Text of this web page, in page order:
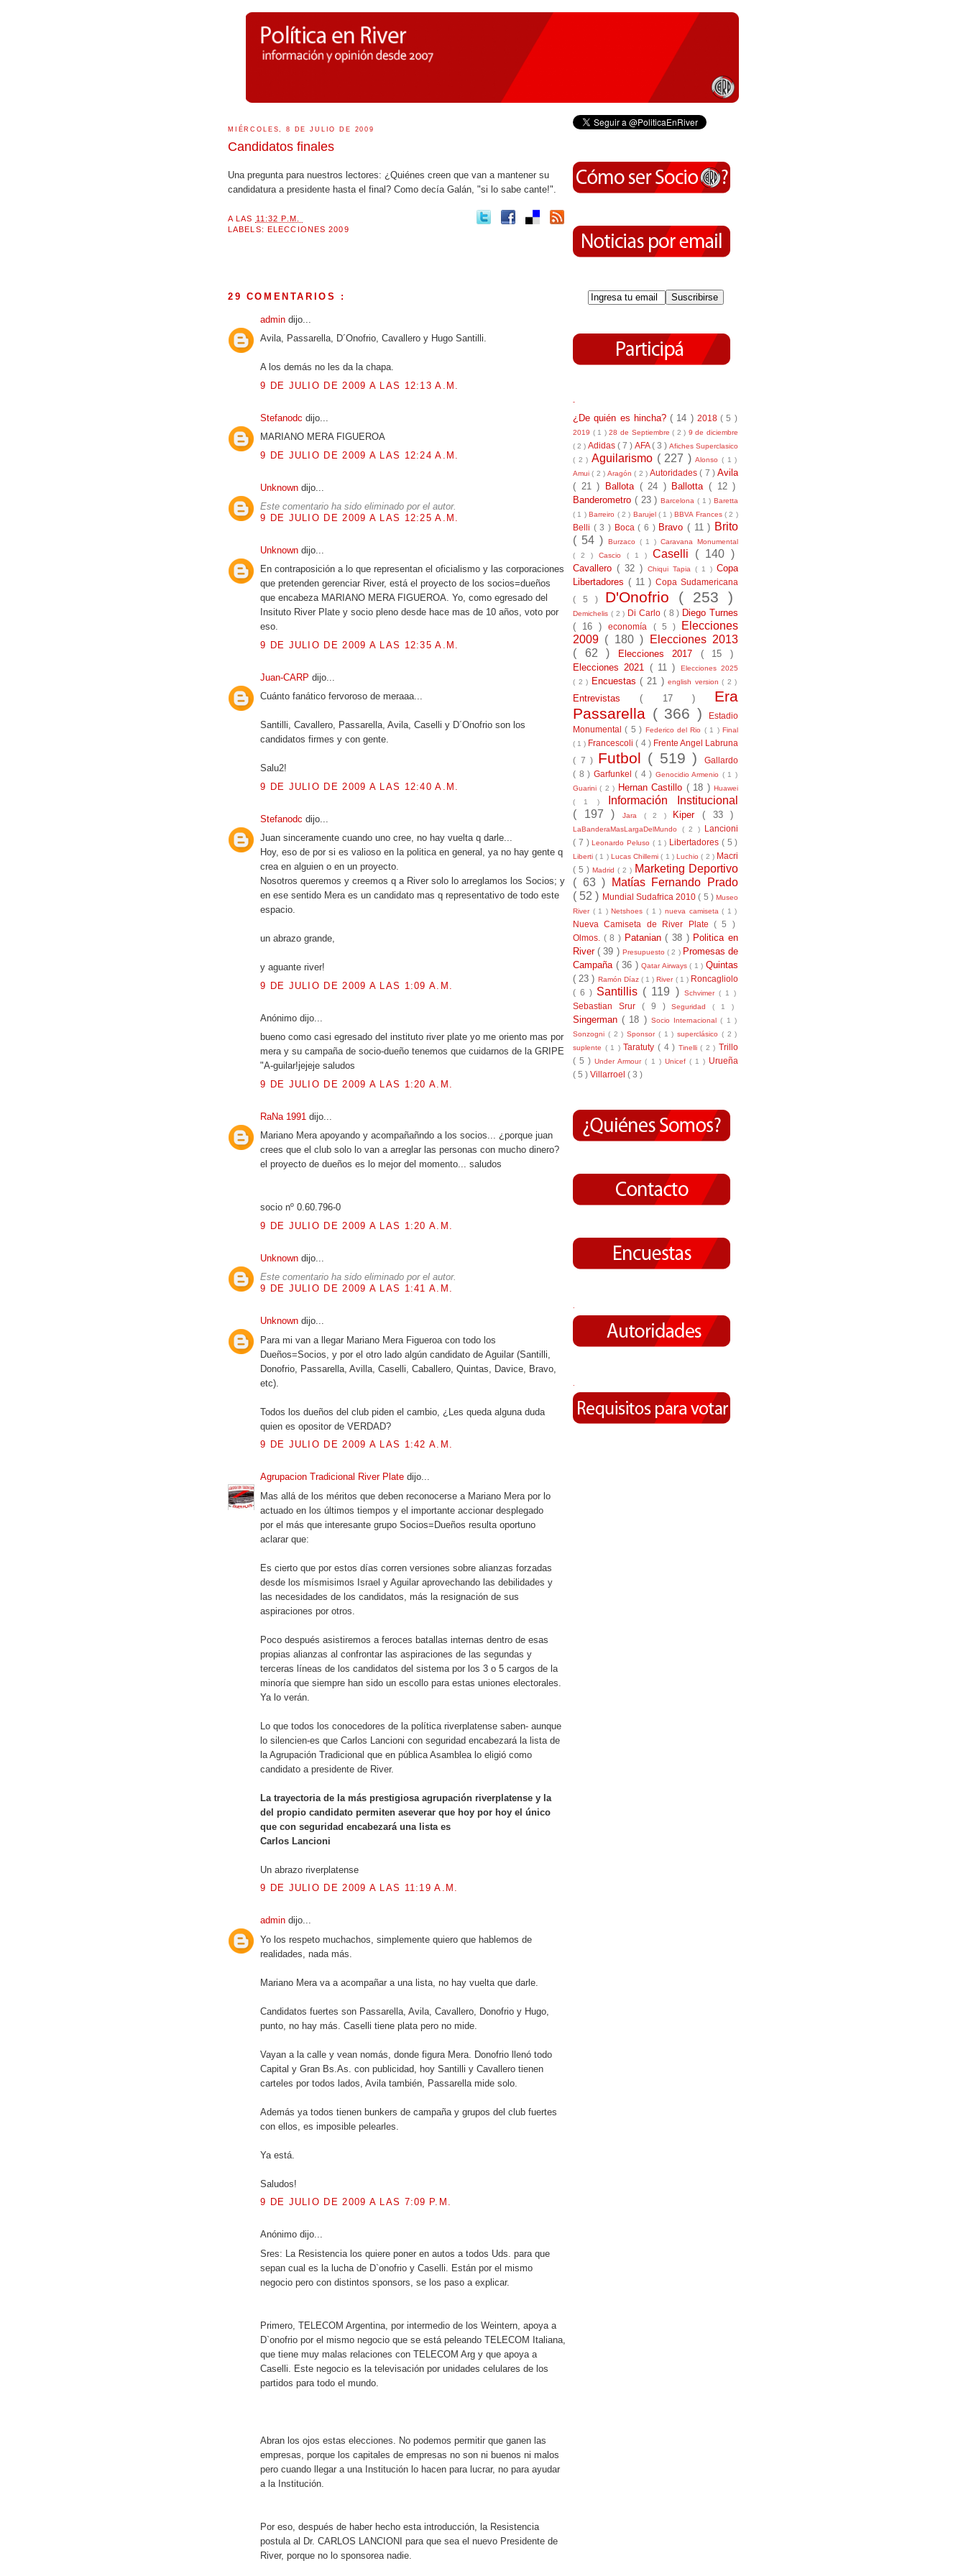
MIÉRCOLES, 8 DE JULIO DE 2009
Candidatos finales
Una pregunta para nuestros lectores: ¿Quiénes creen que van a mantener su
candidatura a presidente hasta el final? Como decía Galán, "si lo sabe cante!".
A LAS 11:32 P.M.
LABELS: ELECCIONES 2009
29 COMENTARIOS :
admin dijo...
Avila, Passarella, D´Onofrio, Cavallero y Hugo Santilli.
A los demás no les da la chapa.
9 DE JULIO DE 2009 A LAS 12:13 A.M.
Stefanodc dijo...
MARIANO MERA FIGUEROA
9 DE JULIO DE 2009 A LAS 12:24 A.M.
Unknown dijo...
Este comentario ha sido eliminado por el autor.
9 DE JULIO DE 2009 A LAS 12:25 A.M.
Unknown dijo...
En contraposición a lo que representan el oficialismo y las corporaciones
que pretenden gerenciar River, está el proyecto de los socios=dueños
que encabeza MARIANO MERA FIGUEROA. Yo, como egresado del
Insituto River Plate y socio pleno desde hace mas de 10 años, voto por
eso.
9 DE JULIO DE 2009 A LAS 12:35 A.M.
Juan-CARP dijo...
Cuánto fanático fervoroso de meraaa...
Santilli, Cavallero, Passarella, Avila, Caselli y D´Onofrio son los
candidatos firmes y con gente.
Salu2!
9 DE JULIO DE 2009 A LAS 12:40 A.M.
Stefanodc dijo...
Juan sinceramente cuando uno cree, no hay vuelta q darle...
Hoy, eso de por si es valioso en la politica en general, ya no hay gente q
crea en alguien o en un proyecto.
Nosotros queremos y creemos q a River solo lo arreglamos los Socios; y
en ese sentido Mera es un candidato mas q representativo de todo este
espacio.
un abrazo grande,
y aguante river!
9 DE JULIO DE 2009 A LAS 1:09 A.M.
Anónimo dijo...
bueno como casi egresado del instituto river plate yo me oriento mas por
mera y su campaña de socio-dueño tenemos que cuidarnos de la GRIPE
"A-guilar!jejeje saludos
9 DE JULIO DE 2009 A LAS 1:20 A.M.
RaNa 1991 dijo...
Mariano Mera apoyando y acompañañndo a los socios... ¿porque juan
crees que el club solo lo van a arreglar las personas con mucho dinero?
el proyecto de dueños es lo mejor del momento... saludos
socio nº 0.60.796-0
9 DE JULIO DE 2009 A LAS 1:20 A.M.
Unknown dijo...
Este comentario ha sido eliminado por el autor.
9 DE JULIO DE 2009 A LAS 1:41 A.M.
Unknown dijo...
Para mi van a llegar Mariano Mera Figueroa con todo los
Dueños=Socios, y por el otro lado algún candidato de Aguilar (Santilli,
Donofrio, Passarella, Avilla, Caselli, Caballero, Quintas, Davice, Bravo,
etc).
Todos los dueños del club piden el cambio, ¿Les queda alguna duda
quien es opositor de VERDAD?
9 DE JULIO DE 2009 A LAS 1:42 A.M.
Agrupacion Tradicional River Plate dijo...
Mas allá de los méritos que deben reconocerse a Mariano Mera por lo
actuado en los últimos tiempos y el importante accionar desplegado
por el más que interesante grupo Socios=Dueños resulta oportuno
aclarar que:
Es cierto que por estos días corren versiones sobre alianzas forzadas
desde los mísmisimos Israel y Aguilar aprovechando las debilidades y
las necesidades de los candidatos, más la resignación de sus
aspiraciones por otros.
Poco después asistiremos a feroces batallas internas dentro de esas
propias alianzas al confrontar las aspiraciones de las segundas y
terceras líneas de los candidatos del sistema por los 3 o 5 cargos de la
minoría que siempre han sido un escollo para estas uniones electorales.
Ya lo verán.
Lo que todos los conocedores de la política riverplatense saben- aunque
lo silencien-es que Carlos Lancioni con seguridad encabezará la lista de
la Agrupación Tradicional que en pública Asamblea lo eligió como
candidato a presidente de River.
La trayectoria de la más prestigiosa agrupación riverplatense y la
del propio candidato permiten aseverar que hoy por hoy el único
que con seguridad encabezará una lista es
Carlos Lancioni
Un abrazo riverplatense
9 DE JULIO DE 2009 A LAS 11:19 A.M.
admin dijo...
Yo los respeto muchachos, simplemente quiero que hablemos de
realidades, nada más.
Mariano Mera va a acompañar a una lista, no hay vuelta que darle.
Candidatos fuertes son Passarella, Avila, Cavallero, Donofrio y Hugo,
punto, no hay más. Caselli tiene plata pero no mide.
Vayan a la calle y vean nomás, donde figura Mera. Donofrio llenó todo
Capital y Gran Bs.As. con publicidad, hoy Santilli y Cavallero tienen
carteles por todos lados, Avila también, Passarella mide solo.
Además ya todos tienen bunkers de campaña y grupos del club fuertes
con ellos, es imposible pelearles.
Ya está.
Saludos!
9 DE JULIO DE 2009 A LAS 7:09 P.M.
Anónimo dijo...
Sres: La Resistencia los quiere poner en autos a todos Uds. para que
sepan cual es la lucha de D`onofrio y Caselli. Están por el mismo
negocio pero con distintos sponsors, se los paso a explicar.
Primero, TELECOM Argentina, por intermedio de los Weintern, apoya a
D`onofrio por el mismo negocio que se está peleando TELECOM Italiana,
que tiene muy malas relaciones con TELECOM Arg y que apoya a
Caselli. Este negocio es la televisación por unidades celulares de los
partidos para todo el mundo.
Abran los ojos estas elecciones. No podemos permitir que ganen las
empresas, porque los capitales de empresas no son ni buenos ni malos
pero cuando llegar a una Institución lo hacen para lucrar, no para ayudar
a la Institución.
Por eso, después de haber hecho esta introducción, la Resistencia
postula al Dr. CARLOS LANCIONI para que sea el nuevo Presidente de
River, porque no lo sponsorea nadie.
-
¿De quién es hincha?( 14 ) 2018( 5 )
2019 ( 1 )28 de Septiembre( 2 ) 9 de diciembre
( 2 ) Adidas ( 7 ) AFA( 3 ) Afiches Superclasico
( 2 ) Aguilarismo ( 227 )Alonso( 1 )
Amui( 2 ) Aragón( 2 ) Autoridades( 7 ) Avila
( 21 )
Ballota ( 24 ) Ballotta( 12 )
Banderometro ( 23 ) Barcelona ( 1 ) Baretta
( 1 )Barreiro ( 2 ) Barujel ( 1 )BBVA Frances ( 2 )
Belli ( 3 ) Boca( 6 ) Bravo( 11 ) Brito
( 54 )
Burzaco ( 1 )Caravana Monumental
( 2 ) Cascio ( 1 ) Caselli ( 140 )
Cavallero ( 32 ) Chiqui Tapia ( 1 ) Copa
Libertadores ( 11 )Copa Sudamericana
( 5 ) D'Onofrio ( 253 )
Demichelis ( 2 ) Di Carlo ( 8 ) Diego Turnes
( 16 )economía ( 5 )
Elecciones
2009 ( 180 )
Elecciones 2013
( 62 )
Elecciones 2017 ( 15 )
Elecciones 2021 ( 11 )
Elecciones 2025
( 2 )
Encuestas( 21 )english version( 2 )
Entrevistas( 17 ) Era
Passarella ( 366 )
Estadio
Monumental( 5 ) Federico del Rio ( 1 )Final
( 1 ) Francescoli( 4 ) Frente Angel Labruna
( 7 ) Futbol ( 519 )Gallardo
( 8 ) Garfunkel ( 4 ) Genocidio Armenio ( 1 )
Guarini( 2 ) Hernan Castillo ( 18 )Huawei
( 1 )
Información Institucional
( 197 )
Jara ( 2 ) Kiper( 33 )
LaBanderaMasLargaDelMundo ( 2 ) Lancioni
( 7 )Leonardo Peluso ( 1 ) Libertadores ( 5 )
Liberti( 1 ) Lucas Chillemi( 1 )Luchio( 2 ) Macri
( 5 ) Madrid ( 2 ) Marketing Deportivo
( 63 )
Matías Fernando Prado
( 52 ) Mundial Sudafrica 2010( 5 )Museo
River ( 1 )Netshoes( 1 ) nueva camiseta( 1 )
Nueva Camiseta de River Plate ( 5 )
Olmos. ( 8 ) Patanian( 38 ) Politica en
River( 39 ) Presupuesto( 2 ) Promesas de
Campaña ( 36 )Qatar Airways( 1 )Quintas
( 23 ) Ramón Díaz ( 1 )River ( 1 ) Roncagliolo
( 6 ) Santillis ( 119 ) Schvimer ( 1 )
Sebastian Srur ( 9 )Seguridad( 1 )
Singerman( 18 ) Socio Internacional( 1 )
Sonzogni ( 2 ) Sponsor ( 1 ) superclásico ( 2 )
suplente ( 1 ) Taratuty ( 4 ) Tinelli( 2 ) Trillo
( 5 )Under Armour( 1 ) Unicef ( 1 ) Urueña
( 5 ) Villarroel ( 3 )